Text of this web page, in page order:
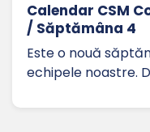
Calendar CSM
/ Săptămâna 4
Este o nouă
echipele noastre.